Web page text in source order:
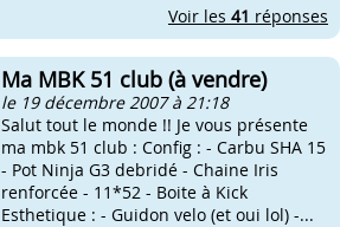
Voir les 41 réponses
Ma MBK 51 club (à vendre)
le 19 décembre 2007 à 21:18
Salut tout le monde !! Je vous présente
ma mbk 51 club : Config : - Carbu SHA 15
- Pot Ninja G3 debridé - Chaine Iris
renforcée - 11*52 - Boite à Kick
Esthetique : - Guidon velo (et oui lol) -...